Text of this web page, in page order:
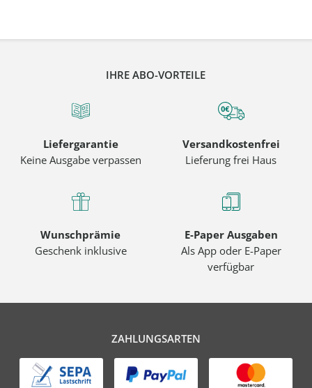
IHRE ABO-VORTEILE
Liefergarantie
Keine Ausgabe verpassen
Versandkostenfrei
Lieferung frei Haus
Wunschprämie
Geschenk inklusive
E-Paper Ausgaben
Als App oder E-Paper
verfügbar
ZAHLUNGSARTEN